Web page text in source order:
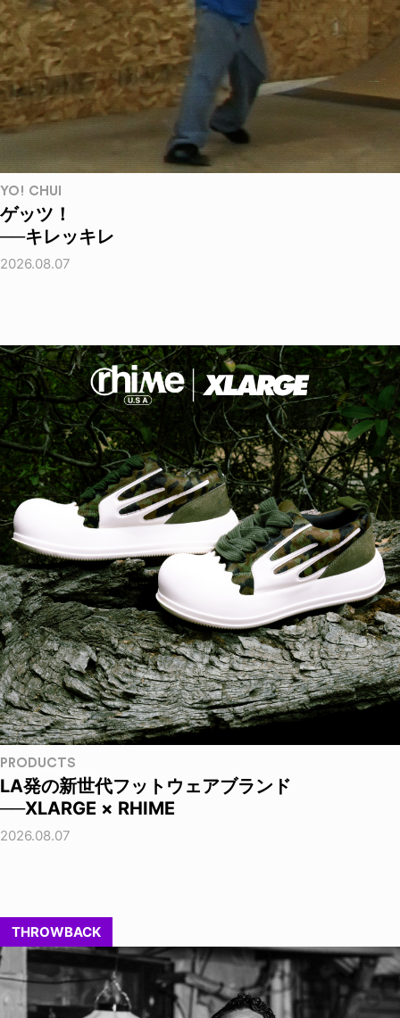
YO! CHUI
ゲッツ！
──キレッキレ
2026.08.07
PRODUCTS
LA発の新世代フットウェアブランド
──XLARGE × RHIME
2026.08.07
THROWBACK